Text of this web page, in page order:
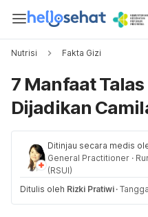
Nutrisi Fakta Gizi
7 Manfaat
Dijadikan
Ditinjau secara medis
General Practitioner ·
(RSUI)
Ditulis oleh Rizki Pratiwi ·